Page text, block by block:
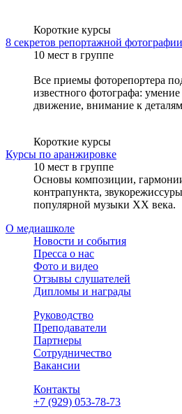
Короткие курсы
8 секретов репортажной фотографии
10 мест в группе
Все приемы фоторепортера
известного фотографа: умение
движение, внимание к
Короткие курсы
Курсы по аранжировке
10 мест в группе
Основы композиции,
контрапункта,
популярной музыки XX века.
О медиашколе
Новости и события
Пресса о нас
Фото и видео
Отзывы слушателей
Дипломы и награды
Руководство
Преподаватели
Партнеры
Сотрудничество
Вакансии
Контакты
+7 (929) 053-78-73